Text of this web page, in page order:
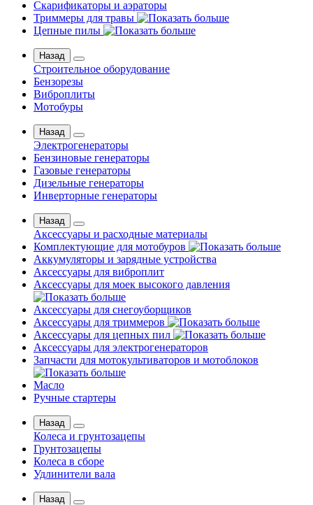
Скарификаторы и аэраторы
Триммеры для травы
Цепные пилы
Назад
Строительное оборудование
Бензорезы
Виброплиты
Мотобуры
Назад
Электрогенераторы
Бензиновые генераторы
Газовые генераторы
Дизельные генераторы
Инверторные генераторы
Назад
Аксессуары и расходные материалы
Комплектующие для мотобуров
Аккумуляторы и зарядные устройства
Аксессуары для виброплит
Аксессуары для моек высокого давления
Аксессуары для снегоуборщиков
Аксессуары для триммеров
Аксессуары для цепных пил
Аксессуары для электрогенераторов
Запчасти для мотокультиваторов и мотоблоков
Масло
Ручные стартеры
Назад
Колеса и грунтозацепы
Грунтозацепы
Колеса в сборе
Удлинители вала
Назад